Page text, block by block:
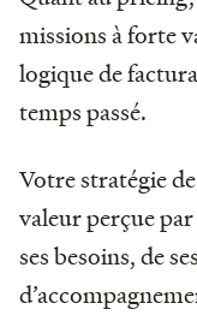
missions à forte
logique de
temps passé.
Votre stratégie
valeur perçue
ses besoins, de